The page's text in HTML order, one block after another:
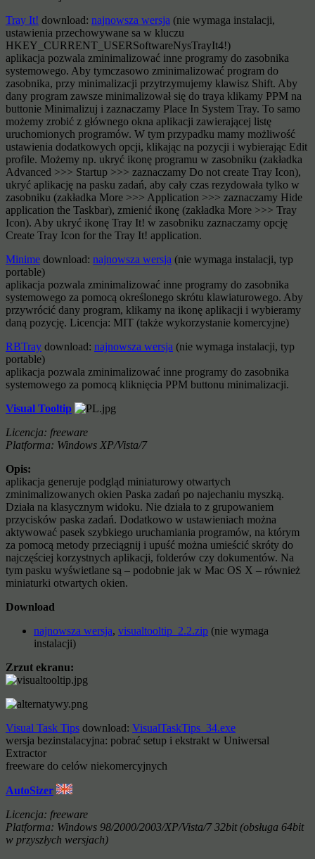
Tray It! download: najnowsza wersja (nie wymaga instalacji,
ustawienia przechowywane sa w kluczu
HKEY_CURRENT_USERSoftwareNysTrayIt4!)
aplikacja pozwala zminimalizować inne programy do zasobnika
systemowego. Aby tymczasowo zminimalizować program do
zasobnika, przy minimalizacji przytrzymujemy klawisz Shift. Aby
dany program zawsze minimalizował się do traya klikamy PPM na
buttonie Minimalizuj i zaznaczamy Place In System Tray. To samo
możemy zrobić z głównego okna aplikacji zawierającej listę
uruchomionych programów. W tym przypadku mamy możliwość
ustawienia dodatkowych opcji, klikając na pozycji i wybierając Edit
profile. Możemy np. ukryć ikonę programu w zasobniku (zakładka
Advanced >>> Startup >>> zaznaczamy Do not create Tray Icon),
ukryć aplikację na pasku zadań, aby cały czas rezydowała tylko w
zasobniku (zakładka More >>> Application >>> zaznaczamy Hide
application the Taskbar), zmienić ikonę (zakładka More >>> Tray
Icon). Aby ukryć ikonę Tray It! w zasobniku zaznaczamy opcję
Create Tray Icon for the Tray It! application.
Minime download: najnowsza wersja (nie wymaga instalacji, typ
portable)
aplikacja pozwala zminimalizować inne programy do zasobnika
systemowego za pomocą określonego skrótu klawiaturowego. Aby
przywrócić dany program, klikamy na ikonę aplikacji i wybieramy
daną pozycję. Licencja: MIT (także wykorzystanie komercyjne)
RBTray download: najnowsza wersja (nie wymaga instalacji, typ
portable)
aplikacja pozwala zminimalizować inne programy do zasobnika
systemowego za pomocą kliknięcia PPM buttonu minimalizacji.
Visual Tooltip
Licencja: freeware
Platforma: Windows XP/Vista/7
Opis:
aplikacja generuje podgląd miniaturowy otwartych
zminimalizowanych okien Paska zadań po najechaniu myszką.
Działa na klasycznym widoku. Nie działa to z grupowaniem
przycisków paska zadań. Dodatkowo w ustawieniach można
aktywować pasek szybkiego uruchamiania programów, na którym
za pomocą metody przeciągnij i upuść można umieścić skróty do
najczęściej korzystnych aplikacji, folderów czy dokumentów. Na
tym pasku wyświetlane są – podobnie jak w Mac OS X – również
miniaturki otwartych okien.
Download
najnowsza wersja, visualtooltip_2.2.zip (nie wymaga
instalacji)
Zrzut ekranu:
Visual Task Tips download: VisualTaskTips_34.exe
wersja bezinstalacyjna: pobrać setup i ekstrakt w Uniwersal
Extractor
freeware do celów niekomercyjnych
AutoSizer
Licencja: freeware
Platforma: Windows 98/2000/2003/XP/Vista/7 32bit (obsługa 64bit
w przyszłych wersjach)